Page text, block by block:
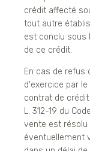
crédit affecté
tout autre
est conclu sous
de ce crédit.
En cas de refus
d'exercice par
contrat de
L. 312-19 du
vente est résolu
éventuellement